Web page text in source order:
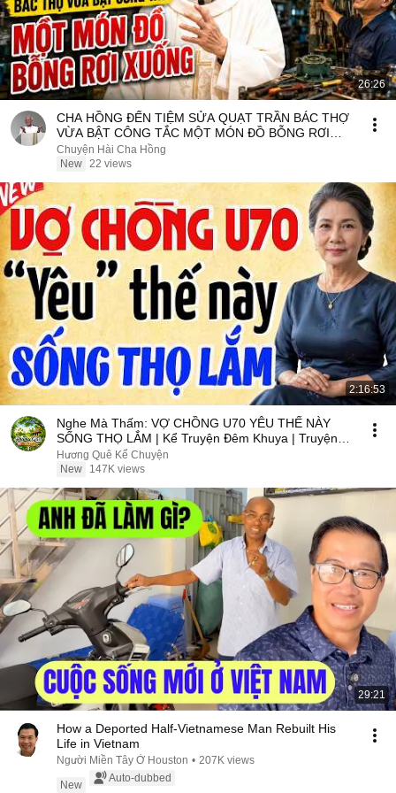
26:26
CHA HỒNG ĐẾN TIỆM SỬA QUẠT TRẦN BÁC THỢ
VỪA BẬT CÔNG TẮC MỘT MÓN ĐỒ BỖNG RƠI
XUỐNG
Chuyện Hài Cha Hồng
New 22 views
2:16:53
Nghe Mà Thấm: VỢ CHỒNG U70 YÊU THẾ NÀY
SỐNG THỌ LẮM | Kể Truyện Đêm Khuya | Truyện
Hay Đêm Khuya
Hương Quê Kể Chuyện
New
147K views
29:21
How a Deported Half-Vietnamese Man Rebuilt His
Life in Vietnam
Người Miền Tây Ở Houston • 207K views
New
Auto-dubbed